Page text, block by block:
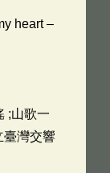
heart –
;山歌一
臺灣交響